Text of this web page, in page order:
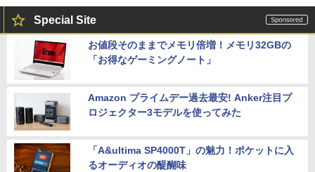
Special Site
お値段そのままでメモリ倍増！メモリ32GBの
「お得なゲーミングノート」
Amazon プライムデー過去最安! Anker注目プ
ロジェクター3モデルを使ってみた
「A&ultima SP4000T」の魅力！ポケットに入
るオーディオの醍醐味